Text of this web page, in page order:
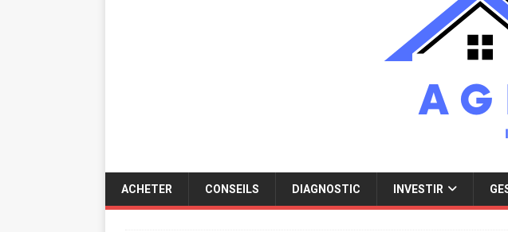
ACHETER CONSEILS DIAGNOSTIC INVESTIR